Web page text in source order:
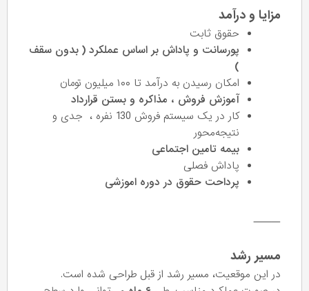
مزایا و درآمد
حقوق ثابت
پورسانت و پاداش بر اساس عملکرد ( بدون سقف
)
امکان رسیدن به درآمد تا ۱۰۰ میلیون تومان
آموزش فروش ، مذاکره و بستن قرارداد
کار در یک سیستم فروش 130 نفره ، جدی و
نتیجه‌محور
بیمه تامین اجتماعی
پاداش فصلی
پرداحت حقوق در دوره اموزشی
⸻
مسیر رشد
در این موقعیت، مسیر رشد از قبل طراحی شده است.